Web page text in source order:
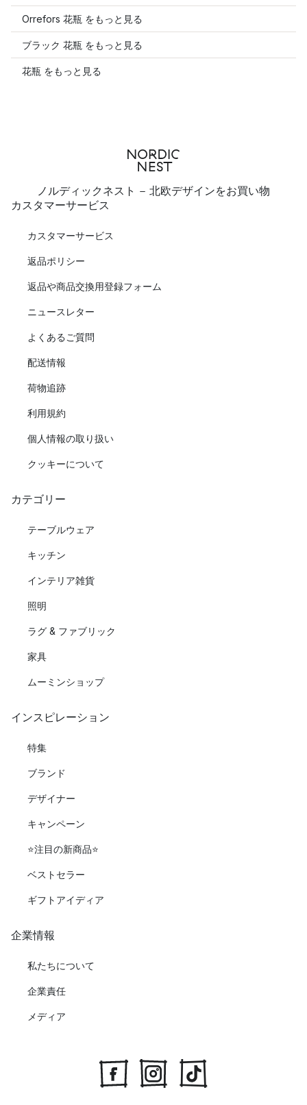
Orrefors 花瓶 をもっと見る
ブラック 花瓶 をもっと見る
花瓶 をもっと見る
ノルディックネスト - 北欧デザインをお買い物
カスタマーサービス
カスタマーサービス
返品ポリシー
返品や商品交換用登録フォーム
ニュースレター
よくあるご質問
配送情報
荷物追跡
利用規約
個人情報の取り扱い
クッキーについて
カテゴリー
テーブルウェア
キッチン
インテリア雑貨
照明
ラグ & ファブリック
家具
ムーミンショップ
インスピレーション
特集
ブランド
デザイナー
キャンペーン
⭐️注目の新商品⭐️
ベストセラー
ギフトアイディア
企業情報
私たちについて
企業責任
メディア